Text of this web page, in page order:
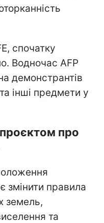
спочатку
Водночас AFP
демонстрантів
інші предмети у
про
змінити правила
земель,
та